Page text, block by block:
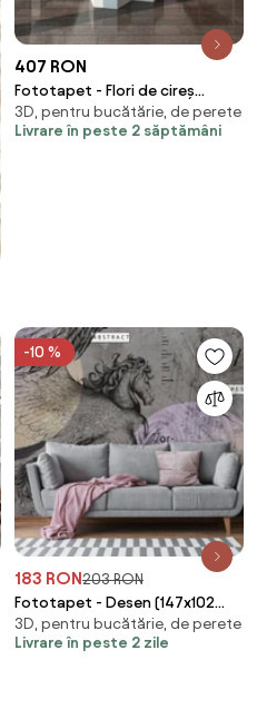
407 RON
Fototapet - Flori de cireș
(254x184 cm)
3D, pentru bucătărie, de perete
Livrare în peste 2 săptămâni
-10 %
183 RON203 RON
Fototapet - Desen (147x102
cm)
3D, pentru bucătărie, de perete
Livrare în peste 2 zile